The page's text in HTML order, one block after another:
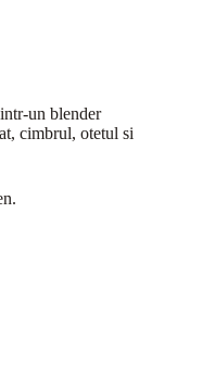
un blender
cimbrul, otetul si